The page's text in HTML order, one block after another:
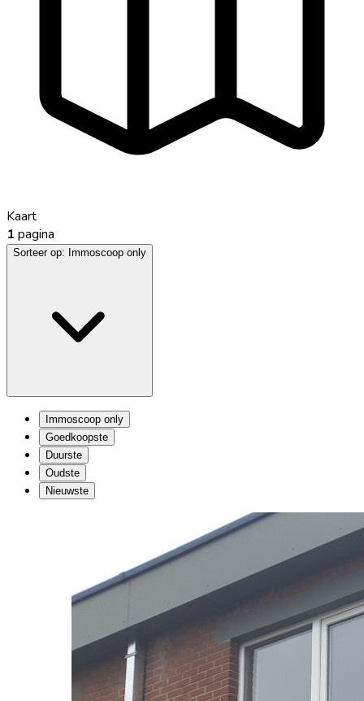
Kaart
1 pagina
Sorteer op: Immoscoop only
Immoscoop only
Goedkoopste
Duurste
Oudste
Nieuwste